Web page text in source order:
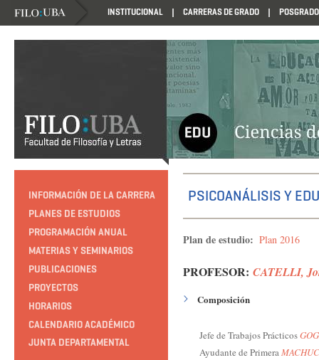
INSTITUCIONAL CARRERAS DE GRADO POSGRADO
HTTP://EDUCACION.FILO.UBA.AR/PROGRAMACION1985
INFORMACIÓN DE LA CARRERA
PLANES DE ESTUDIOS
PROGRAMACIÓN ANUAL
MATERIAS Y SEMINARIOS
PUBLICACIONES
PROYECTOS
HORARIOS
CALENDARIO ACADÉMICO
JUNTA DEPARTAMENTAL
PSICOANÁLISIS Y
Plan de estudio: Plan 2016
PROFESOR: CATELLI,
Composición
Jefe de Trabajos Prácticos
Ayudante de Primera